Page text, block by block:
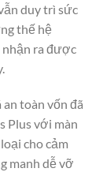
duy trì sức
thế hệ
nhận ra được
toàn vốn đã
Plus với màn
cho cảm
manh dễ vỡ